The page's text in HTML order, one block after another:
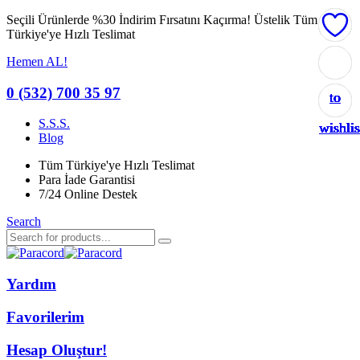
Seçili Ürünlerde %30 İndirim Fırsatını Kaçırma! Üstelik Tüm
Türkiye'ye Hızlı Teslimat
Hemen AL!
0 (532) 700 35 97
S.S.S.
Blog
Tüm Türkiye'ye Hızlı Teslimat
Para İade Garantisi
7/24 Online Destek
Search
Yardım
Favorilerim
Hesap Oluştur!
to
to
to
to
to
to
to
to
to
to
to
to